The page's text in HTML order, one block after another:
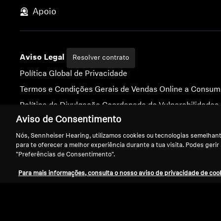
Apoio
Aviso Legal Resolver contrato
Política Global de Privacidade
Termos e Condições Gerais de Vendas Online a
Política de Divulgação Coordenada de Vulnerabilidades
Ficha Técnica
Definições de Cookies
Aviso de Consentimento
Nós, Sennheiser Hearing, utilizamos cookies ou tecnologias
para te oferecer a melhor experiência durante a tua visita. Podes
"Preferências de Consentimento".
Para mais informações, consulta o nosso aviso de privacidade de